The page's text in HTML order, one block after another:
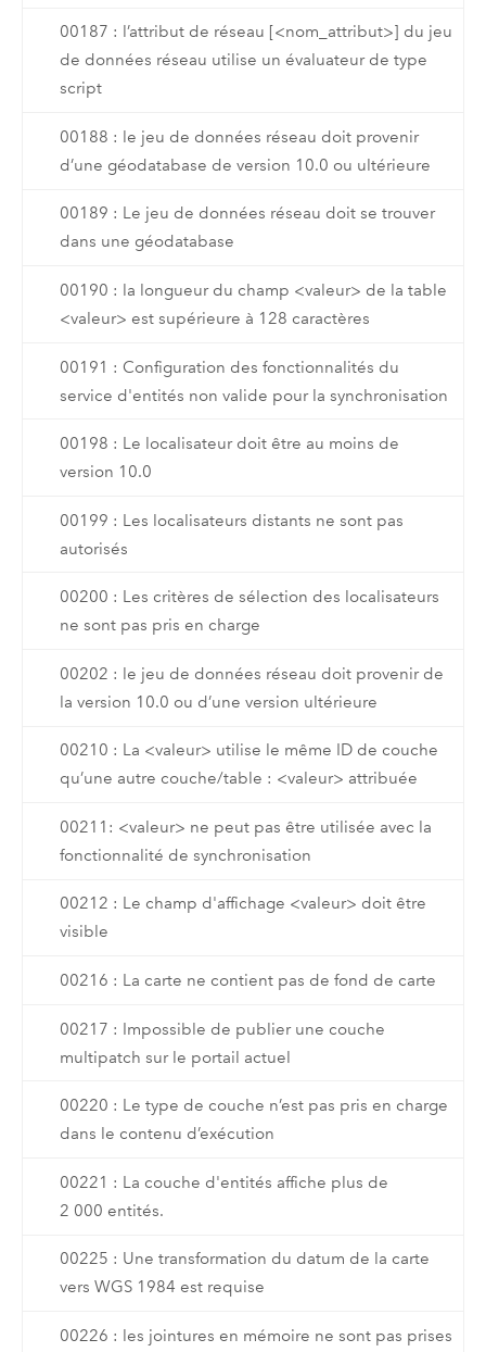
00187 : l’attribut de réseau [<nom_attribut>] du jeu
de données réseau utilise un évaluateur de type
script
00188 : le jeu de données réseau doit provenir
d’une géodatabase de version 10.0 ou ultérieure
00189 : Le jeu de données réseau doit se trouver
dans une géodatabase
00190 : la longueur du champ <valeur> de la table
<valeur> est supérieure à 128 caractères
00191 : Configuration des fonctionnalités du
service d'entités non valide pour la synchronisation
00198 : Le localisateur doit être au moins de
version 10.0
00199 : Les localisateurs distants ne sont pas
autorisés
00200 : Les critères de sélection des localisateurs
ne sont pas pris en charge
00202 : le jeu de données réseau doit provenir de
la version 10.0 ou d’une version ultérieure
00210 : La <valeur> utilise le même ID de couche
qu’une autre couche/table : <valeur> attribuée
00211: <valeur> ne peut pas être utilisée avec la
fonctionnalité de synchronisation
00212 : Le champ d'affichage <valeur> doit être
visible
00216 : La carte ne contient pas de fond de carte
00217 : Impossible de publier une couche
multipatch sur le portail actuel
00220 : Le type de couche n’est pas pris en charge
dans le contenu d’exécution
00221 : La couche d'entités affiche plus de
2 000 entités.
00225 : Une transformation du datum de la carte
vers WGS 1984 est requise
00226 : les jointures en mémoire ne sont pas prises